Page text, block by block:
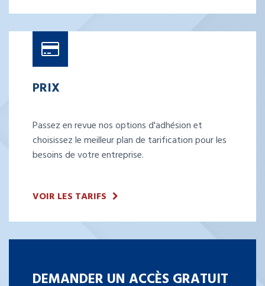
PRIX
Passez en revue nos options d'adhésion et
choisissez le meilleur plan de tarification pour les
besoins de votre entreprise.
VOIR LES TARIFS
DEMANDER UN ACCÈS GRATUIT